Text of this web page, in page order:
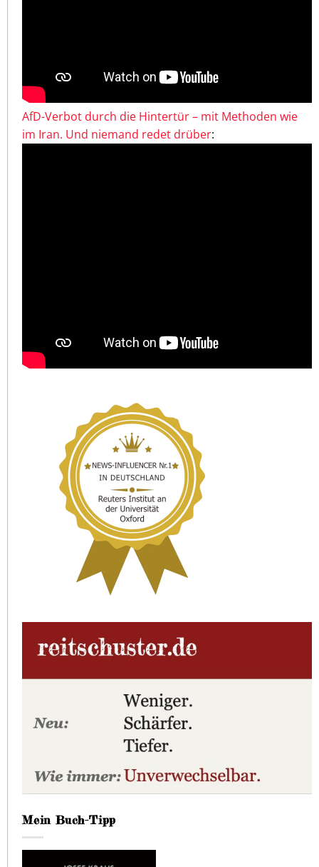
AfD-Verbot durch die Hintertür – mit Methoden wie
im Iran. Und niemand redet drüber:
Mein Buch-Tipp